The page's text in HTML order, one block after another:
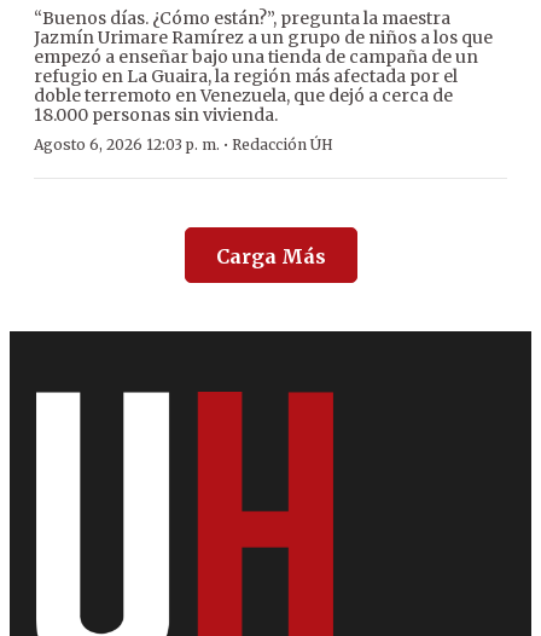
“Buenos días. ¿Cómo están?”, pregunta la maestra
Jazmín Urimare Ramírez a un grupo de niños a los que
empezó a enseñar bajo una tienda de campaña de un
refugio en La Guaira, la región más afectada por el
doble terremoto en Venezuela, que dejó a cerca de
18.000 personas sin vivienda.
Agosto 6, 2026 12:03 p. m. · Redacción ÚH
Carga Más